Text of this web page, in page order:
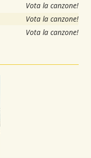
Vota la canzone!
Vota la canzone!
Vota la canzone!